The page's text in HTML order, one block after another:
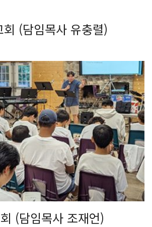
(담임목사 유충렬)
(담임목사 조재언)